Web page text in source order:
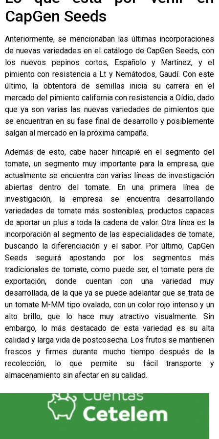
CapGen Seeds
Anteriormente, se mencionaban las últimas incorporaciones
de nuevas variedades en el catálogo de CapGen Seeds, con
los nuevos pepinos cortos, Españolo y Martinez, y el
pimiento con resistencia a Lt y Nemátodos, Gaudí. Con este
último, la obtentora de semillas inicia su carrera en el
mercado del pimiento california con resistencia a Oídio, dado
que ya son varias las nuevas variedades de pimientos que
se encuentran en su fase final de desarrollo y posiblemente
salgan al mercado en la próxima campaña.
Además de esto, cabe hacer hincapié en el segmento del
tomate, un segmento muy importante para la empresa, que
actualmente se encuentra con varias líneas de investigación
abiertas dentro del tomate. En una primera línea de
investigación, la empresa se encuentra desarrollando
variedades de tomate más sostenibles, productos capaces
de aportar un plus a toda la cadena de valor. Otra línea es la
incorporación al segmento de las especialidades de tomate,
buscando la diferenciación y el sabor. Por último, CapGen
Seeds seguirá apostando por los segmentos más
tradicionales de tomate, como puede ser, el tomate pera de
exportación, donde cuentan con una variedad muy
desarrollada, de la que ya se puede adelantar que se trata de
un tomate M-MM tipo ovalado, con un color rojo intenso y un
alto brillo, que lo hace muy atractivo visualmente. Sin
embargo, lo más destacado de esta variedad es su alta
calidad y larga vida de postcosecha. Los frutos se mantienen
frescos y firmes durante mucho tiempo después de la
recolección, lo que permite su fácil transporte y
almacenamiento sin afectar en su calidad.